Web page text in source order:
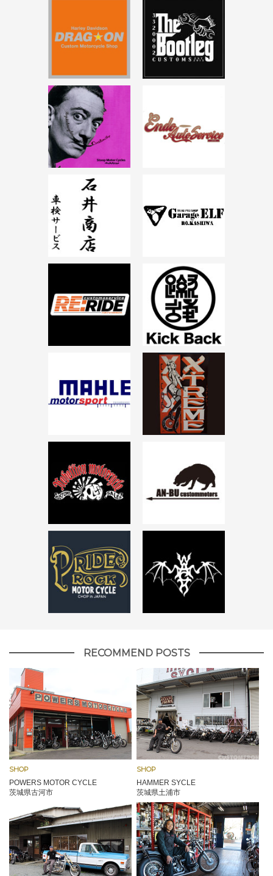
RECOMMEND POSTS
SHOP
POWERS MOTOR CYCLE
茨城県古河市
SHOP
HAMMER SYCLE
茨城県土浦市